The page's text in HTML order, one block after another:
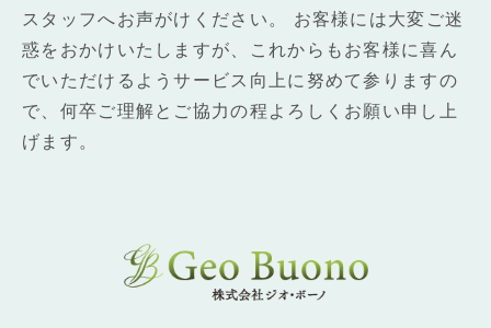
スタッフへお声がけください。 お客様には大変ご迷
惑をおかけいたしますが、これからもお客様に喜ん
でいただけるようサービス向上に努めて参りますの
で、何卒ご理解とご協力の程よろしくお願い申し上
げます。